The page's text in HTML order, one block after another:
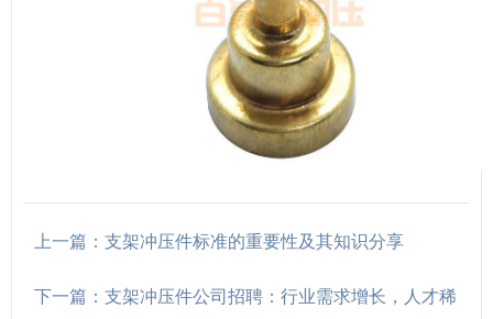
上一篇：支架冲压件标准的重要性及其知识分享
下一篇：支架冲压件公司招聘：行业需求增长，人才稀